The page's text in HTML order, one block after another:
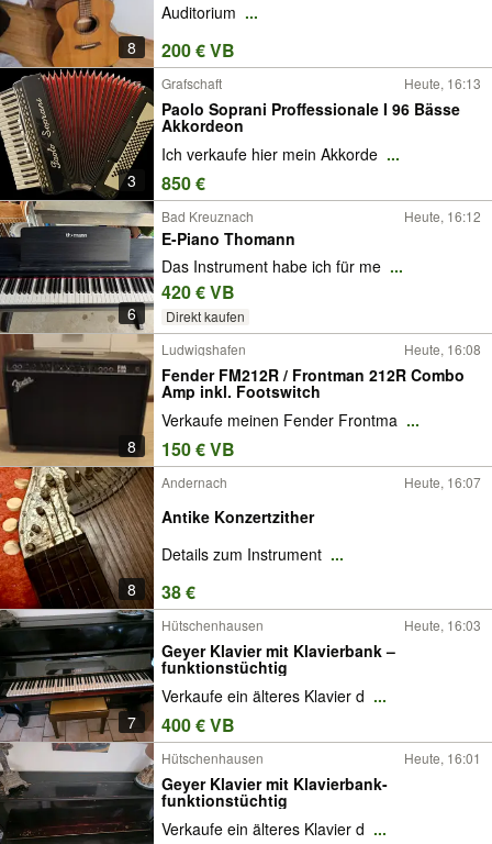
8
Auditorium ...
200 € VB
3
Grafschaft Heute, 16:13
Paolo Soprani Proffessionale I 96 Bässe
Akkordeon
Ich verkaufe hier mein Akkorde ...
850 €
6
Bad Kreuznach Heute, 16:12
E-Piano Thomann
Das Instrument habe ich für me ...
420 € VB
Direkt kaufen
8
Ludwigshafen Heute, 16:08
Fender FM212R / Frontman 212R Combo
Amp inkl. Footswitch
Verkaufe meinen Fender Frontma ...
150 € VB
8
Andernach Heute, 16:07
Antike Konzertzither
Details zum Instrument ...
38 €
7
Hütschenhausen Heute, 16:03
Geyer Klavier mit Klavierbank –
funktionstüchtig
Verkaufe ein älteres Klavier d ...
400 € VB
Hütschenhausen Heute, 16:01
Geyer Klavier mit Klavierbank-
funktionstüchtig
Verkaufe ein älteres Klavier d ...